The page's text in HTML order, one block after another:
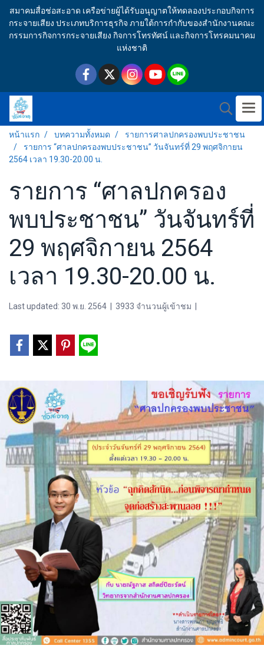
สมาคมสื่อช่อสะอาด เครือข่ายผู้ได้รับอนุญาตให้ทดลองประกอบกิจการ
กระจายเสียง ประเภทบริการธุรกิจ ภายใต้การกำกับของสำนักงานคณะ
กรรมการกิจการกระจายเสียง กิจการโทรทัศน์ และกิจการโทรคมนาคม
แห่งชาติ
หน้าแรก บทความทั้งหมด
รายการศาลปกครองพบประชาชน
รายการ “ศาลปกครองพบประชาชน” วันจันทร์ที่ 29 พฤศจิกายน
2564 เวลา 19.30-20.00 น.
รายการ “ศาลปกครอง
พบประชาชน” วันจันทร์ที่
29 พฤศจิกายน 2564
เวลา 19.30-20.00 น.
Last updated: 30 พ.ย. 2564 3933 จำนวนผู้เข้าชม